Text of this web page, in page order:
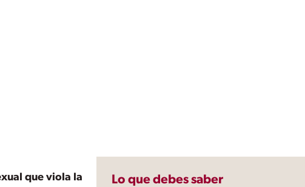
Lo que debes saber
que viola la